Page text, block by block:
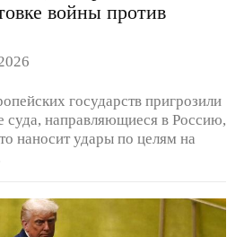
войны против
государств пригрозили
суда, направляющиеся в Россию,
наносит удары по целям на